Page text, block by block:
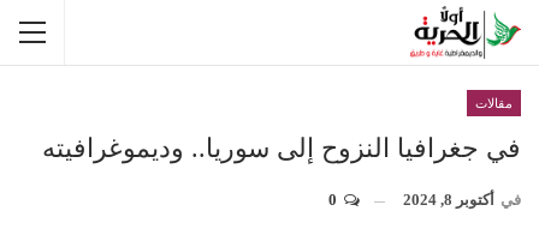
مقالات
في جغرافيا النزوح إلى سوريا.. وديموغرافيته
في أكتوبر 8, 2024